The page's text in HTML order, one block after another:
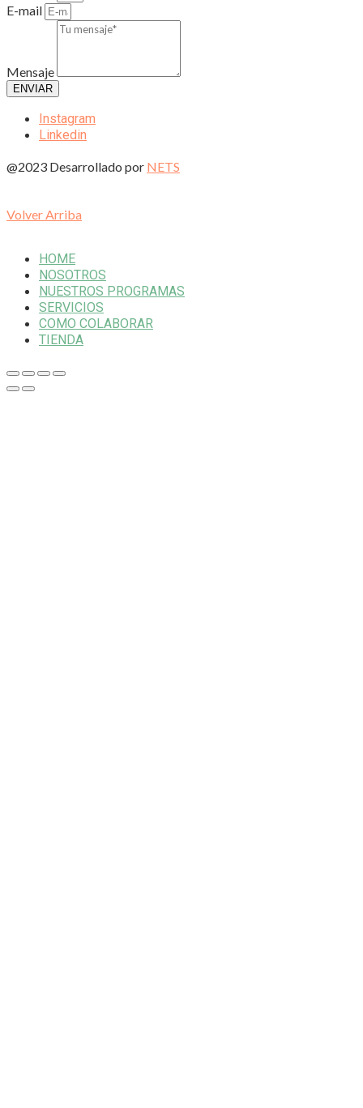
E-mail
Mensaje
ENVIAR
Instagram
Linkedin
@2023 Desarrollado por NETS
Volver Arriba
HOME
NOSOTROS
NUESTROS PROGRAMAS
SERVICIOS
COMO COLABORAR
TIENDA